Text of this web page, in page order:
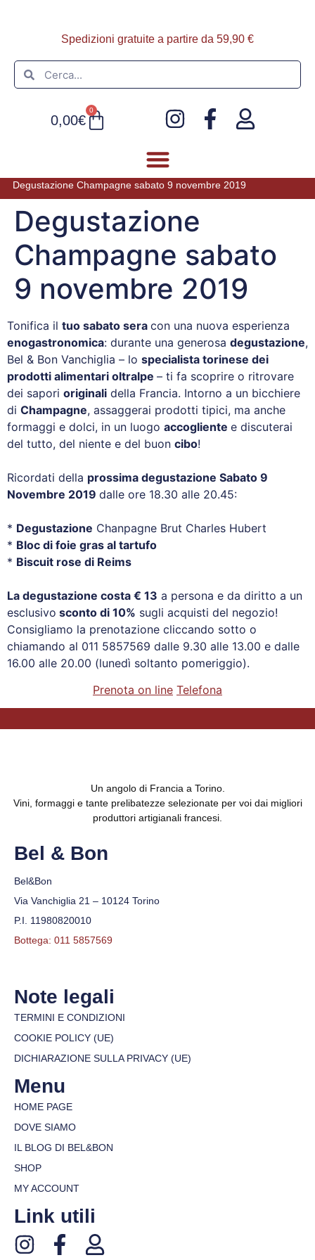
Spedizioni gratuite a partire da 59,90 €
0,00€
0
Degustazione Champagne sabato 9 novembre 2019
Degustazione
Champagne sabato
9 novembre 2019
Tonifica il tuo sabato sera con una nuova esperienza
enogastronomica: durante una generosa degustazione,
Bel & Bon Vanchiglia – lo specialista torinese dei
prodotti alimentari oltralpe – ti fa scoprire o ritrovare
dei sapori originali della Francia. Intorno a un bicchiere
di Champagne, assaggerai prodotti tipici, ma anche
formaggi e dolci, in un luogo accogliente e discuterai
del tutto, del niente e del buon cibo!
Ricordati della prossima degustazione Sabato 9
Novembre 2019 dalle ore 18.30 alle 20.45:
* Degustazione Chanpagne Brut Charles Hubert
* Bloc di foie gras al tartufo
* Biscuit rose di Reims
La degustazione costa € 13 a persona e da diritto a un
esclusivo sconto di 10% sugli acquisti del negozio!
Consigliamo la prenotazione cliccando sotto o
chiamando al 011 5857569 dalle 9.30 alle 13.00 e dalle
16.00 alle 20.00 (lunedì soltanto pomeriggio).
Prenota on line Telefona
Un angolo di Francia a Torino.
Vini, formaggi e tante prelibatezze selezionate per voi dai migliori
produttori artigianali francesi.
Bel & Bon
Bel&Bon
Via Vanchiglia 21 – 10124 Torino
P.I. 11980820010
Bottega: 011 5857569
Note legali
TERMINI E CONDIZIONI
COOKIE POLICY (UE)
DICHIARAZIONE SULLA PRIVACY (UE)
Menu
HOME PAGE
DOVE SIAMO
IL BLOG DI BEL&BON
SHOP
MY ACCOUNT
Link utili